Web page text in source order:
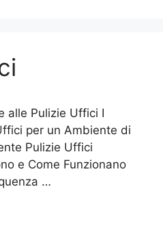
alle Pulizie Uffici I
per un Ambiente di
Pulizie Uffici
e Come Funzionano
…